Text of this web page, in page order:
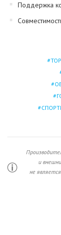
Поддержка
и
не